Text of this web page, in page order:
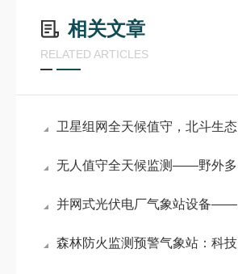
相关文章
RELATED ARTICLES
卫星组网全天候值守，北斗生态环境监测气象站解锁智慧生态治理新范式
无人值守全天候监测——野外多功能自动气象站筑牢户外环境观测基石
并网式光伏电厂气象站设备——多维气象精准监测，护航并网光伏电站高效稳产
森林防火监测预警气象站：科技铸盾，以智能气象预警守护万亩林海